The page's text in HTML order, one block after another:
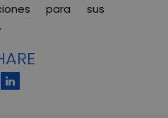
para sus